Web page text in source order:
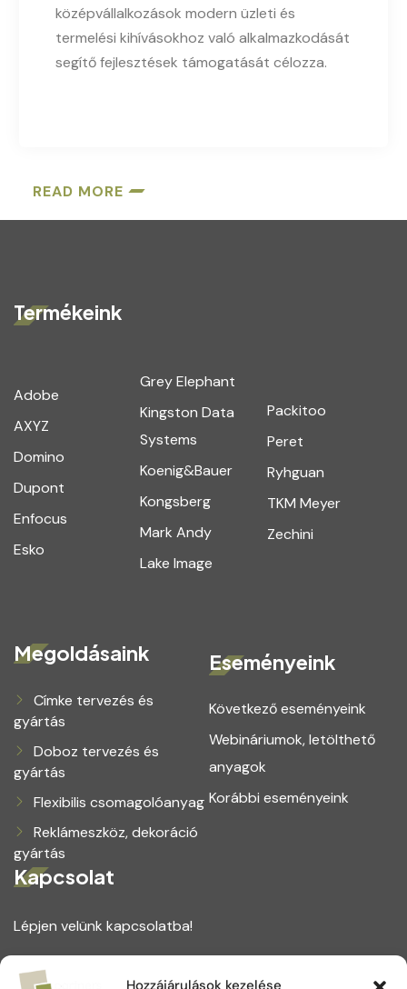
Hozzájárulások kezelése
középvállalkozások modern üzleti és
termelési kihívásokhoz való alkalmazkodását
segítő fejlesztések támogatását célozza.
READ MORE
Termékeink
Adobe
AXYZ
Domino
Dupont
Enfocus
Esko
Grey Elephant
Kingston Data
Systems
Koenig&Bauer
Kongsberg
Mark Andy
Lake Image
Packitoo
Peret
Ryhguan
TKM Meyer
Zechini
Megoldásaink
Címke tervezés és
gyártás
Doboz tervezés és
gyártás
Flexibilis csomagolóanyag
Reklámeszköz, dekoráció
gyártás
Eseményeink
Következő eseményeink
Webináriumok, letölthető
anyagok
Korábbi eseményeink
Kapcsolat
Lépjen velünk kapcsolatba!
1164 Budapest, Magtár utca 75.